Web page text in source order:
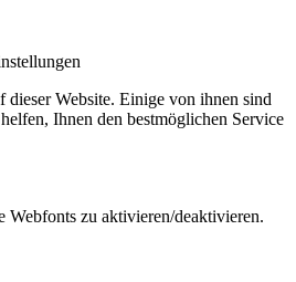
Website. Einige von ihnen sind
Ihnen den bestmöglichen Service
zu aktivieren/deaktivieren.